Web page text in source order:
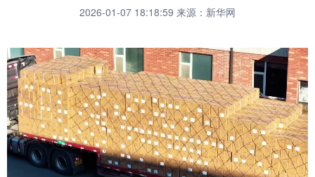
全球连线
科技 科创 量子 体育
文化 书画 健康 军事
访谈 视频 图片 政务
法律 中央文件 金融 汽车
食品 人居 信息化 数字经济
2026-01-07 18:18:59 来源：新华网